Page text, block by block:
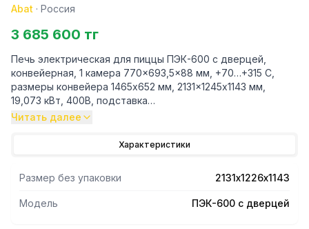
Abat · Россия
3 685 600 тг
Печь электрическая для пиццы ПЭК-600 с дверцей,
конвейерная, 1 камера 770x693,5x88 мм, +70…+315 С,
размеры конвейера 1465х652 мм, 2131x1245х1143 мм,
19,073 кВт, 400В, подставка
Внутренние размеры камеры - 770х693,5х88 мм
печь до 8 заготовок пиццы диаметром 30 см.
Читать далее
Характеристики
Размер без упаковки 2131х1226х1143
Модель ПЭК-600 с дверцей